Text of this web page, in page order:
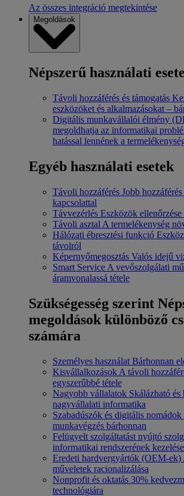
Az összes integráció megtekintése
Megoldások
Népszerű használati
Távoli hozzáférés és támogatás
eszközöket és alkalmazásokat –
Digitális munkavállalói élmény
megoldhatja az informatikai
hatással lennének a
Egyéb használati esetek
Távoli hozzáférés Jobb
kapcsolattal
Távvezérlés Eszközök
Távoli asztal A termelékenység
Hálózati ébresztési funkció
távolról
Képernyőmegosztás Valós idejű
Smart Service A vevőszolgálati
áramvonalassá tétele
Szükségesség szerint
megoldások különböző
számára
Személyes használat Bárhonnan
Kisvállalkozások A távoli
egyszerűbbé tétele
Nagyobb vállalatok Skálázható és
nagyvállalati informatika
Szabadúszók és digitális nomádok
munkavégzés bárhonnan
Felügyelt szolgáltatást nyújtó
informatikai rendszerének
Eredeti hardvergyártók (OEM-ek)
műveletek racionalizálása
Nonprofit és oktatás 30%
technológiára